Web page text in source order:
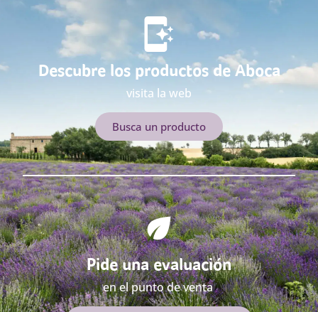
Descubre los productos de Aboca
visita la web
Busca un producto
Pide una evaluación
en el punto de venta